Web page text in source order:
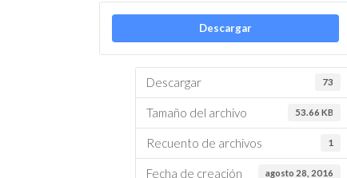
Descargar
Descargar 73
Tamaño del archivo 53.66 KB
Recuento de archivos 1
Fecha de creación agosto 28, 2016